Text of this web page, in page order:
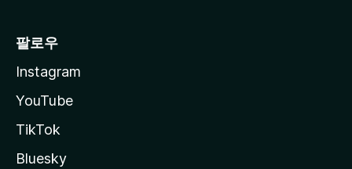
팔로우
Instagram
YouTube
TikTok
Bluesky